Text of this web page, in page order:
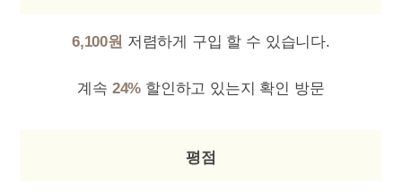
6,100원 저렴하게 구입 할 수 있습니다.
계속 24% 할인하고 있는지 확인 방문
평점